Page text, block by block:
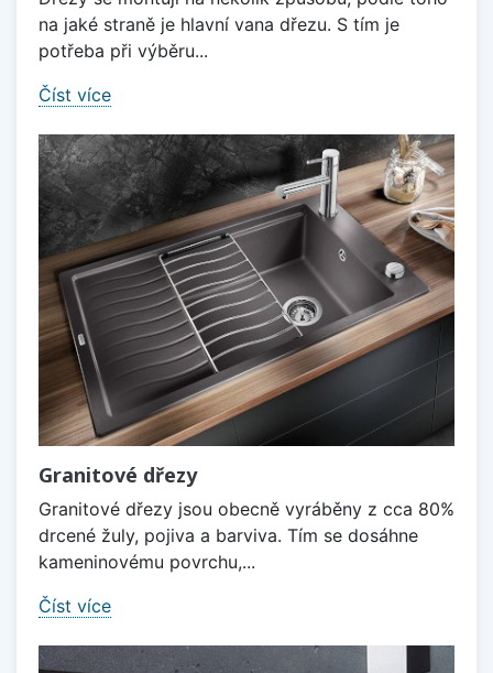
na jaké straně je hlavní vana dřezu. S tím je
potřeba při výběru...
Číst více
Granitové dřezy
Granitové dřezy jsou obecně vyráběny z cca 80%
drcené žuly, pojiva a barviva. Tím se dosáhne
kameninovému povrchu,...
Číst více